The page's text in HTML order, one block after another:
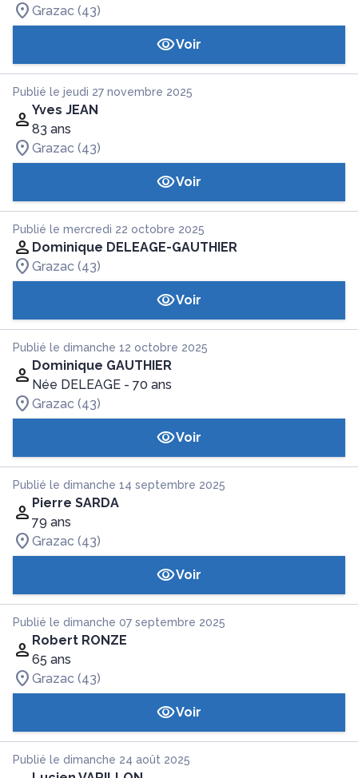
Grazac (43)
Voir
Publié le jeudi 27 novembre 2025
Yves JEAN
83 ans
Grazac (43)
Voir
Publié le mercredi 22 octobre 2025
Dominique DELEAGE-GAUTHIER
Grazac (43)
Voir
Publié le dimanche 12 octobre 2025
Dominique GAUTHIER
Née DELEAGE - 70 ans
Grazac (43)
Voir
Publié le dimanche 14 septembre 2025
Pierre SARDA
79 ans
Grazac (43)
Voir
Publié le dimanche 07 septembre 2025
Robert RONZE
65 ans
Grazac (43)
Voir
Publié le dimanche 24 août 2025